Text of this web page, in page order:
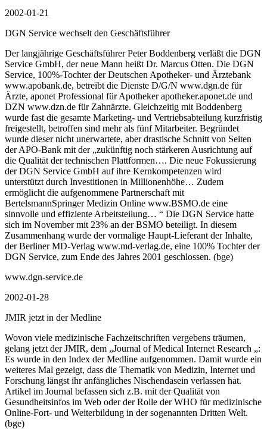
2002-01-21
DGN Service wechselt den Geschäftsführer
Der langjährige Geschäftsführer Peter Boddenberg verläßt die DGN
Service GmbH, der neue Mann heißt Dr. Marcus Otten. Die DGN
Service, 100%-Tochter der Deutschen Apotheker- und Ärztebank
www.apobank.de, betreibt die Dienste D/G/N www.dgn.de für
Ärzte, aponet Professional für Apotheker apotheker.aponet.de und
DZN www.dzn.de für Zahnärzte. Gleichzeitig mit Boddenberg
wurde fast die gesamte Marketing- und Vertriebsabteilung kurzfristig
freigestellt, betroffen sind mehr als fünf Mitarbeiter. Begründet
wurde dieser nicht unerwartete, aber drastische Schnitt von Seiten
der APO-Bank mit der „zukünftig noch stärkeren Ausrichtung auf
die Qualität der technischen Plattformen…. Die neue Fokussierung
der DGN Service GmbH auf ihre Kernkompetenzen wird
unterstützt durch Investitionen in Millionenhöhe… Zudem
ermöglicht die aufgenommene Partnerschaft mit
BertelsmannSpringer Medizin Online www.BSMO.de eine
sinnvolle und effiziente Arbeitsteilung… “ Die DGN Service hatte
sich im November mit 23% an der BSMO beteiligt. In diesem
Zusammenhang wurde der vormalige Haupt-Lieferant der Inhalte,
der Berliner MD-Verlag www.md-verlag.de, eine 100% Tochter der
DGN Service, zum Ende des Jahres 2001 geschlossen. (bge)
www.dgn-service.de
2002-01-28
JMIR jetzt in der Medline
Wovon viele medizinische Fachzeitschriften vergebens träumen,
gelang jetzt der JMIR, dem „Journal of Medical Internet Research „:
Es wurde in den Index der Medline aufgenommen. Damit wurde ein
weiteres Mal gezeigt, dass die Thematik von Medizin, Internet und
Forschung längst ihr anfängliches Nischendasein verlassen hat.
Artikel im Journal befassen sich z.B. mit der Qualität von
Gesundheitsinfos im Web oder der Rolle der WHO für medizinische
Online-Fort- und Weiterbildung in der sogenannten Dritten Welt.
(bge)